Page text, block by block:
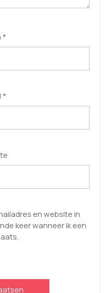
*
*
en website in
keer wanneer ik een